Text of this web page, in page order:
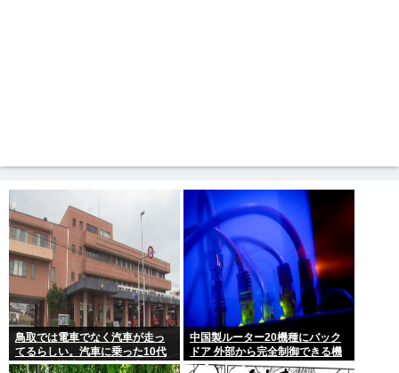
鳥取では電車でなく汽車が走っ
てるらしい。汽車に乗った10代
女性が意識失う。汽車汽車ぽっ
中国製ルーター20機種にバック
ドア 外部から完全制御できる機
能が仕込まれていた